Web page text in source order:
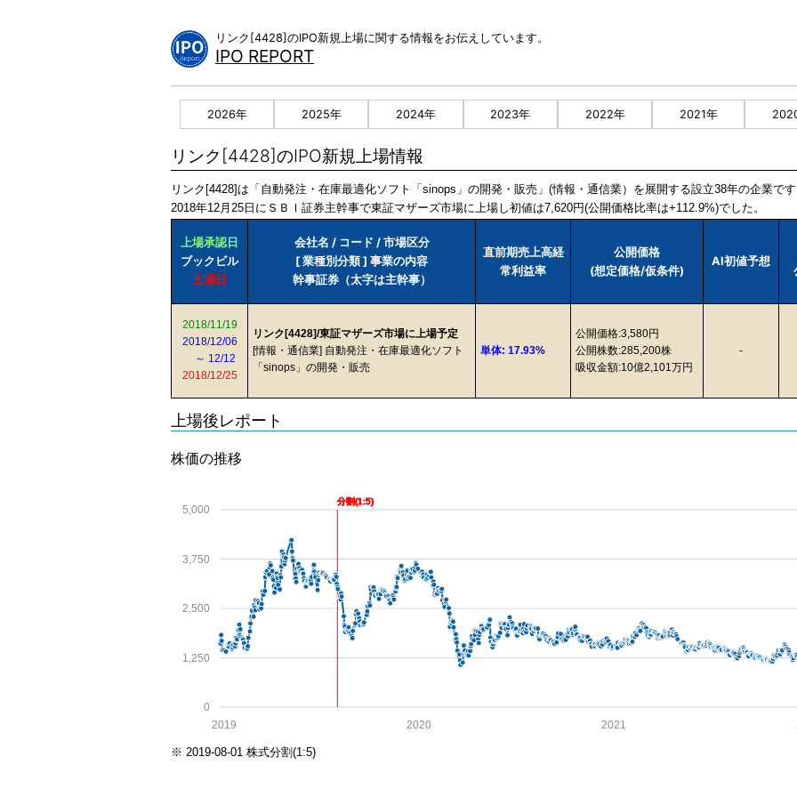
リンク[4428]のIPO新規上場に関する情報をお伝えしています。
IPO REPORT
2026年 2025年 2024年 2023年 2022年 2021年
リンク[4428]のIPO新規上場情報
リンク[4428]は「自動発注・在庫最適化ソフト「sinops」の開発・販売」(情報・通信業）を展開する設立38年の企業で
2018年12月25日にＳＢＩ証券主幹事で東証マザーズ市場に上場し初値は7,620円(公開価格比率は+112.9%)でした。
上場承認日
ブックビル
上場日
会社名 / コード / 市場区分
[ 業種別分類 ] 事業の内容
幹事証券（太字は主幹事）
直前期売上高経
常利益率
公開価格
(想定価格/仮条件)
AI初値予想
2018/11/19
2018/12/06
～ 12/12
2018/12/25
リンク[4428]/東証マザーズ市場に上場予定
[情報・通信業] 自動発注・在庫最適化ソフト
「sinops」の開発・販売
単体: 17.93%
公開価格:3,580円
公開株数:285,200株
吸収金額:10億2,101万円
-
上場後レポート
株価の推移
0
1,250
2,500
3,750
5,000
分割(1:5)
2021
2020
2019
※ 2019-08-01 株式分割(1:5)